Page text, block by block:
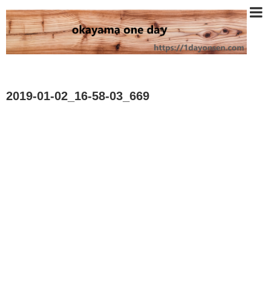
2019-01-02_16-58-03_669